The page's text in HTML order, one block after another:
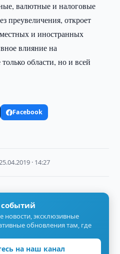
валютные и налоговые
преувеличения, откроет
и иностранных
влияние на
области, но и всей
Facebook
· 14:27
событий
новости, эксклюзивные
обновления там, где
на наш канал